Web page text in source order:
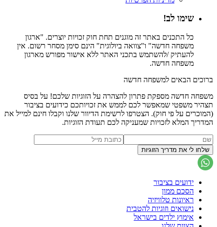
שימו לב!
כל התכנים באתר זה מוגנים תחת חוק זכויות יוצרים. "ארגון
משפחה חדשה" ו"צוואה ביולוגית" הינם סימן מסחר רשום. אין
להעתיק /להשתמש בתכני האתר ללא אישור מפורש מארגון
משפחה חדשה.
ברוכים הבאים למשפחה חדשה
משפחה חדשה מספקת פתרון להצהרה על הזוגיות שלכם! על בסיס
תצהיר משפטי שמאפשר לכם לממש את זכויותכם כידועים בציבור
(המוכרים על פי חוק). הצטרפו לרשימת הדיוור שלנו וקבלו חינם למייל את
המדריך המלא לזכויות שמעניקה לכם תעודת הזוגיות.
ידועים בציבור
הסכם ממון
ראיונות טלוויזיה
נישואים וזוגיות להטבית
אימוץ ילדים בישראל